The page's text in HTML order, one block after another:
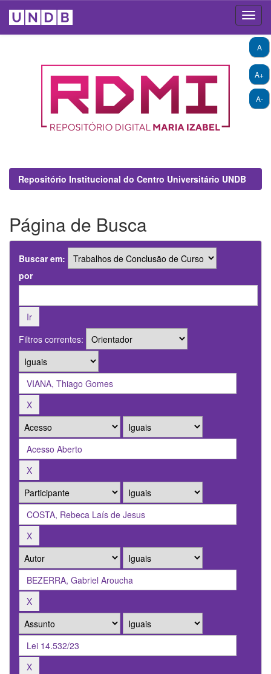
A+
A-
A
Repositório Institucional do Centro Universitário UNDB
Página de Busca
Buscar em:
por
Filtros correntes: